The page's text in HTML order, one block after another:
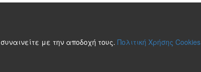
με την αποδοχή τους. Πολιτική Χρήσης Cookies